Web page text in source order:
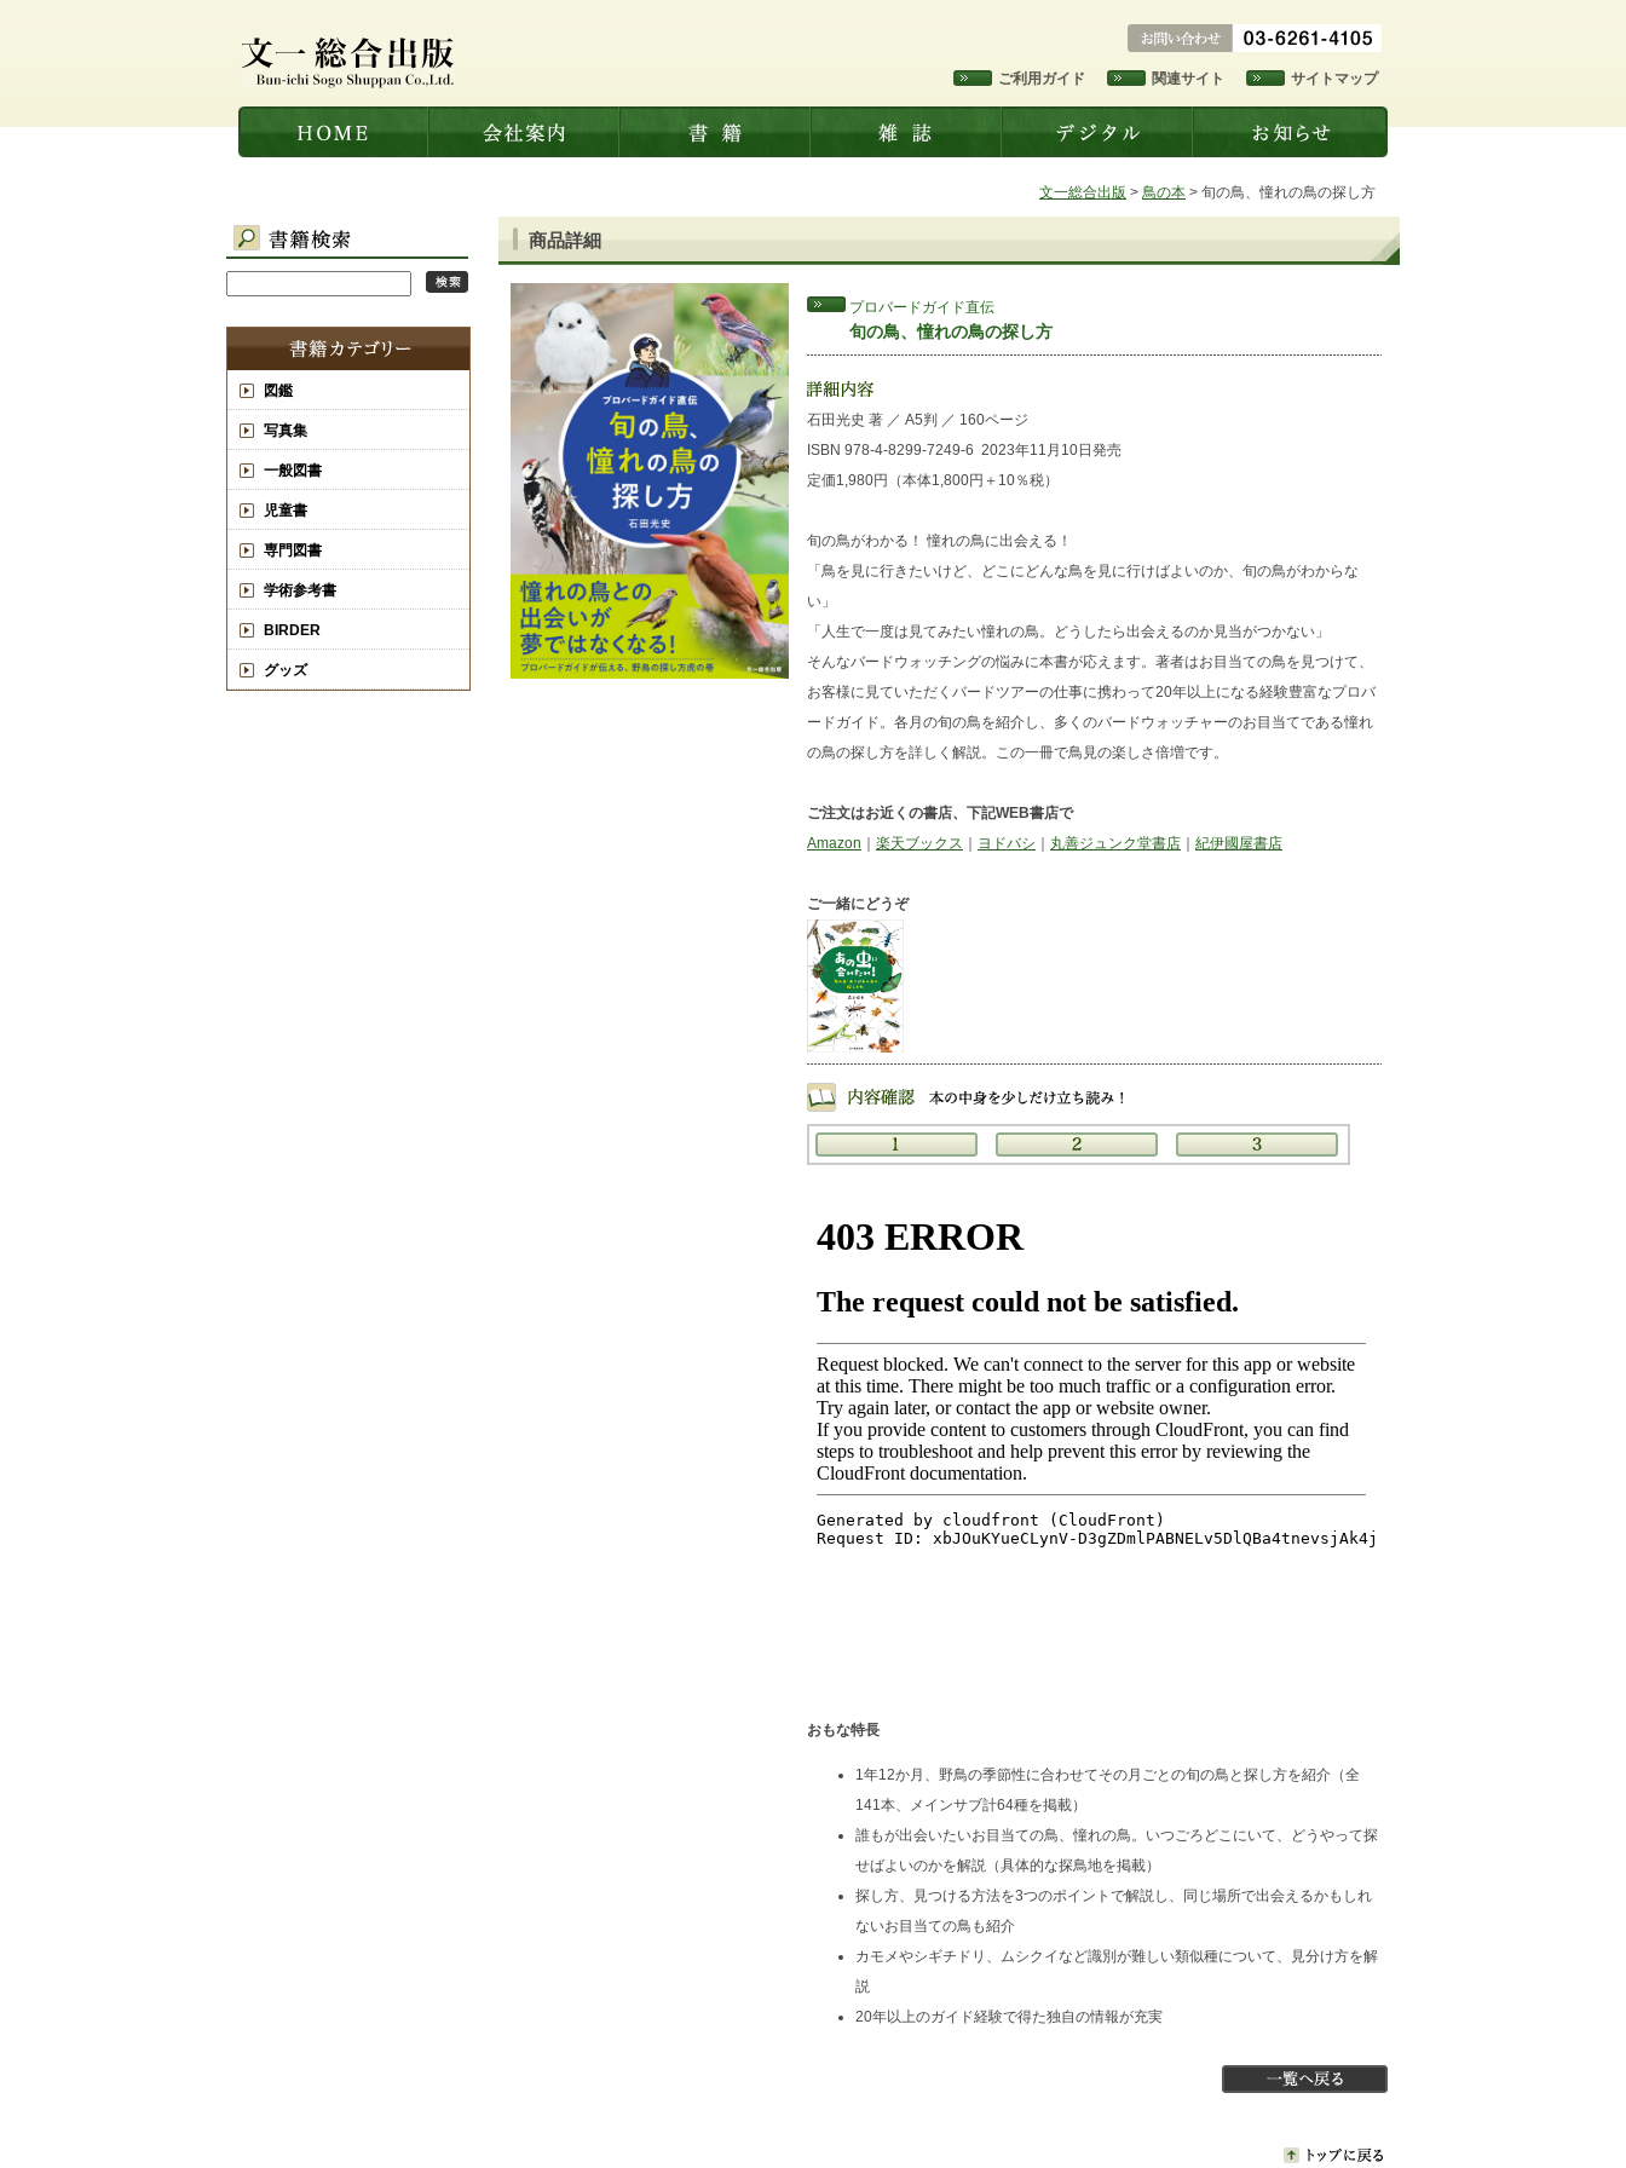
サイトマップ
関連サイト
ご利用ガイド
文一総合出版 > 鳥の本 > 旬の鳥、憧れの鳥の探し方
図鑑
写真集
一般図書
児童書
専門図書
学術参考書
BIRDER
グッズ
商品詳細
プロバードガイド直伝
旬の鳥、憧れの鳥の探し方
石田光史 著 ／ A5判 ／ 160ページ
ISBN 978-4-8299-7249-6 2023年11月10日発売
定価1,980円（本体1,800円＋10％税）
旬の鳥がわかる！ 憧れの鳥に出会える！
「鳥を見に行きたいけど、どこにどんな鳥を見に行けばよいのか、旬の鳥がわからな
い」
「人生で一度は見てみたい憧れの鳥。どうしたら出会えるのか見当がつかない」
そんなバードウォッチングの悩みに本書が応えます。著者はお目当ての鳥を見つけて、
お客様に見ていただくバードツアーの仕事に携わって20年以上になる経験豊富なプロバ
ードガイド。各月の旬の鳥を紹介し、多くのバードウォッチャーのお目当てである憧れ
の鳥の探し方を詳しく解説。この一冊で鳥見の楽しさ倍増です。
ご注文はお近くの書店、下記WEB書店で
Amazon
楽天ブックス ヨドバシ 丸善ジュンク堂書店 紀伊國屋書店
ご一緒にどうぞ
おもな特長
1年12か月、野鳥の季節性に合わせてその月ごとの旬の鳥と探し方を紹介（全
141本、メインサブ計64種を掲載）
誰もが出会いたいお目当ての鳥、憧れの鳥。いつごろどこにいて、どうやって探
せばよいのかを解説（具体的な探鳥地を掲載）
探し方、見つける方法を3つのポイントで解説し、同じ場所で出会えるかもしれ
ないお目当ての鳥も紹介
カモメやシギチドリ、ムシクイなど識別が難しい類似種について、見分け方を解
説
20年以上のガイド経験で得た独自の情報が充実